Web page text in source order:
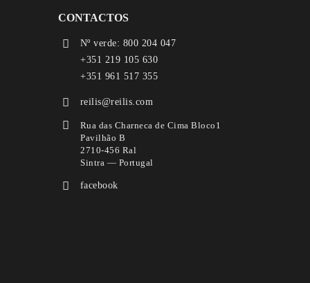
CONTACTOS
Nº verde: 800 204 047
+351 219 105 630
+351 961 517 355
reilis@reilis.com
Rua das Charneca de Cima Bloco1
Pavilhão B
2710-456 Ral
Sintra — Portugal
facebook